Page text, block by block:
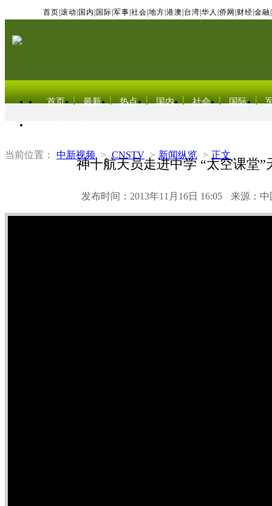
首页 滚动 国内 国际 军事 社会 地方 港澳 台湾 华人 侨网 财经 金融
首页 最新 热点 国内 社会 国际
当前位置： 中新视频 > CNSTV > 新闻纵览 > 正文
神十航天员走进中学 “太空课堂”
发布时间：2013年11月16日 16:05 来源：中